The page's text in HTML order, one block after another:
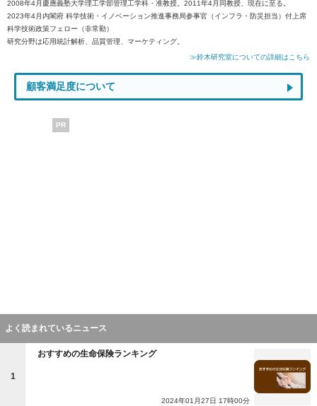
2008年4月慶應義塾大学理工学部管理工学科・准教授。2011年4月同教授、現在に至る。
2023年4月内閣府 科学技術・イノベーション推進事務局参事官（インフラ・防災担当）付上席
科学技術政策フェロー（非常勤）
研究分野は応用統計解析、品質管理、マーケティング。
≫鈴木研究室についての詳細はこちら
顧客満足度について
PR
よく読まれているニュース
1
おすすめの生命保険ランキング
2024年01月27日 17時00分